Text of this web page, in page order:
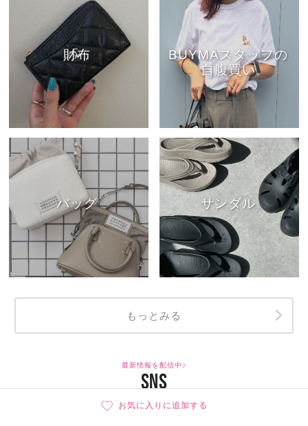
お気に入りに追加する
財布
BUYMAスタッフの
自腹買い
バッグ サンダル
もっとみる
最新情報を配信中♪
SNS